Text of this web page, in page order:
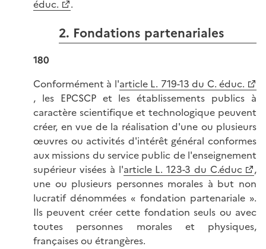
éduc.
.
2. Fondations partenariales
180
Conformément à l'article L. 719-13 du C. éduc.
, les EPCSCP et les établissements publics à
caractère scientifique et technologique peuvent
créer, en vue de la réalisation d'une ou plusieurs
œuvres ou activités d'intérêt général conformes
aux missions du service public de l'enseignement
supérieur visées à l'article L. 123-3 du C.éduc
,
une ou plusieurs personnes morales à but non
lucratif dénommées « fondation partenariale ».
Ils peuvent créer cette fondation seuls ou avec
toutes personnes morales et physiques,
françaises ou étrangères.